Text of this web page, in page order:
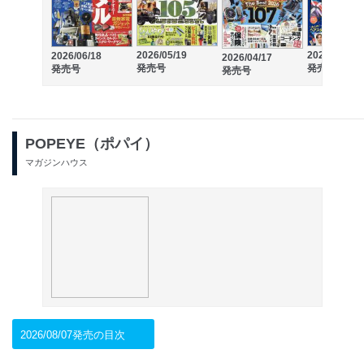
2026/06/18
発売号
2026/05/19
発売号
2026/04/17
発売号
2026/03/19
発売号
POPEYE（ポパイ）
マガジンハウス
2026/08/07発売の目次